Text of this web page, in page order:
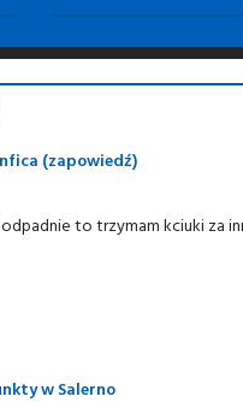
(zapowiedź)
to trzymam kciuki za
w Salerno